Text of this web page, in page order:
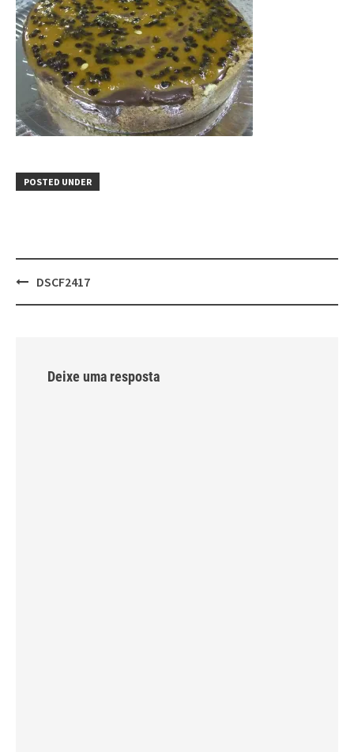
POSTED UNDER
PostDSCF2417
Deixe uma resposta